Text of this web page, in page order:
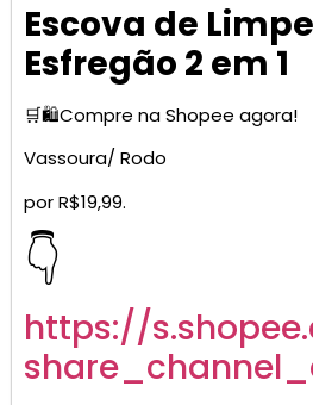
Escova de
Esfregão 2 em 1
🛒🛍️Compre na Shopee agora!
Vassoura/ Rodo
por R$19,99.
👇
https://